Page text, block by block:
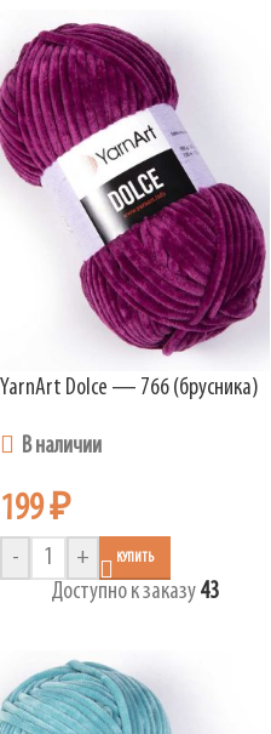
YarnArt Dolce — 766 (брусника)
В наличии
199₽
- + КУПИТЬ
Доступно к заказу 43